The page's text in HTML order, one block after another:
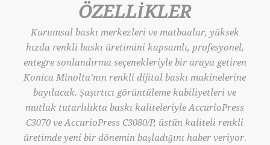
ÖZELLİKLER
Kurumsal baskı merkezleri ve matbaalar, yüksek
hızda renkli baskı üretimini kapsamlı, profesyonel,
entegre sonlandırma seçenekleriyle bir araya getiren
Konica Minolta’nın renkli dijital baskı makinelerine
bayılacak. Şaşırtıcı görüntüleme kabiliyetleri ve
mutlak tutarlılıkta baskı kaliteleriyle AccurioPress
C3070 ve AccurioPress C3080/P, üstün kaliteli renkli
üretimde yeni bir dönemin başladığını haber veriyor.